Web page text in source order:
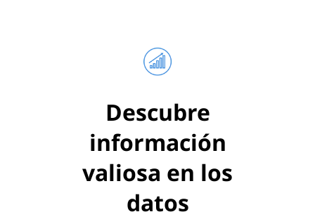
Descubre
información
valiosa en los
datos